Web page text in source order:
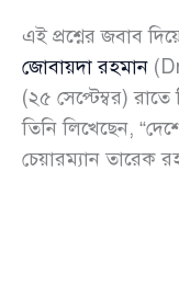
এই প্রশ্নের জবাব
জোবায়দা রহমান
(২৫ সেপ্টেম্বর)
তিনি লিখেছেন,
চেয়ারম্যান তারেক